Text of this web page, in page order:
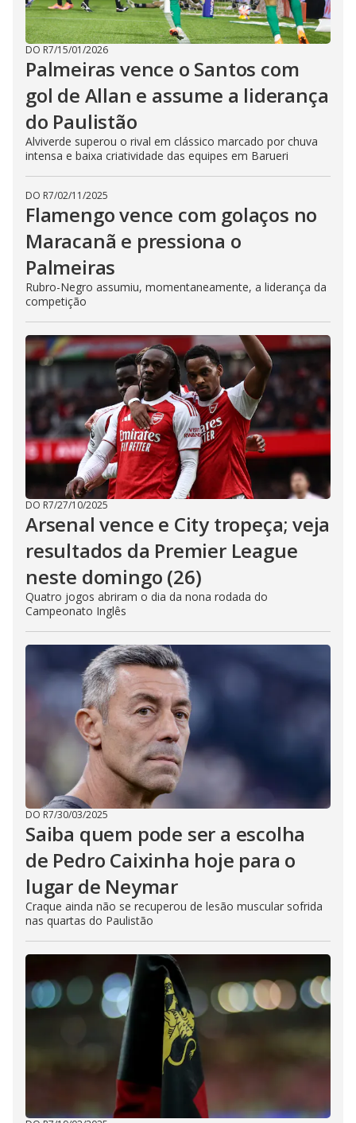
DO R7/15/01/2026
Palmeiras vence o Santos com
gol de Allan e assume a liderança
do Paulistão
Alviverde superou o rival em clássico marcado por chuva
intensa e baixa criatividade das equipes em Barueri
DO R7/02/11/2025
Flamengo vence com golaços no
Maracanã e pressiona o
Palmeiras
Rubro-Negro assumiu, momentaneamente, a liderança da
competição
DO R7/27/10/2025
Arsenal vence e City tropeça; veja
resultados da Premier League
neste domingo (26)
Quatro jogos abriram o dia da nona rodada do
Campeonato Inglês
DO R7/30/03/2025
Saiba quem pode ser a escolha
de Pedro Caixinha hoje para o
lugar de Neymar
Craque ainda não se recuperou de lesão muscular sofrida
nas quartas do Paulistão